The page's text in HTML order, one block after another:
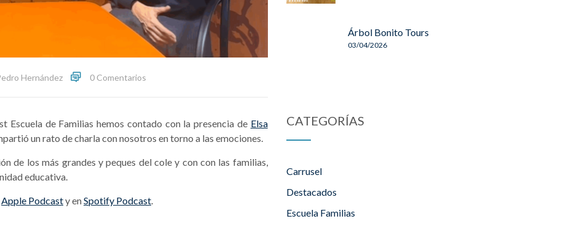
Hernández 0 Comentarios
Escuela de Familias hemos contado con la presencia de Elsa
un rato de charla con nosotros en torno a las emociones.
de los más grandes y peques del cole y con con las familias,
educativa.
Apple Podcasty enSpotify Podcast
Árbol Bonito Tours
03/04/2026
CATEGORÍAS
Carrusel
Destacados
Escuela Familias